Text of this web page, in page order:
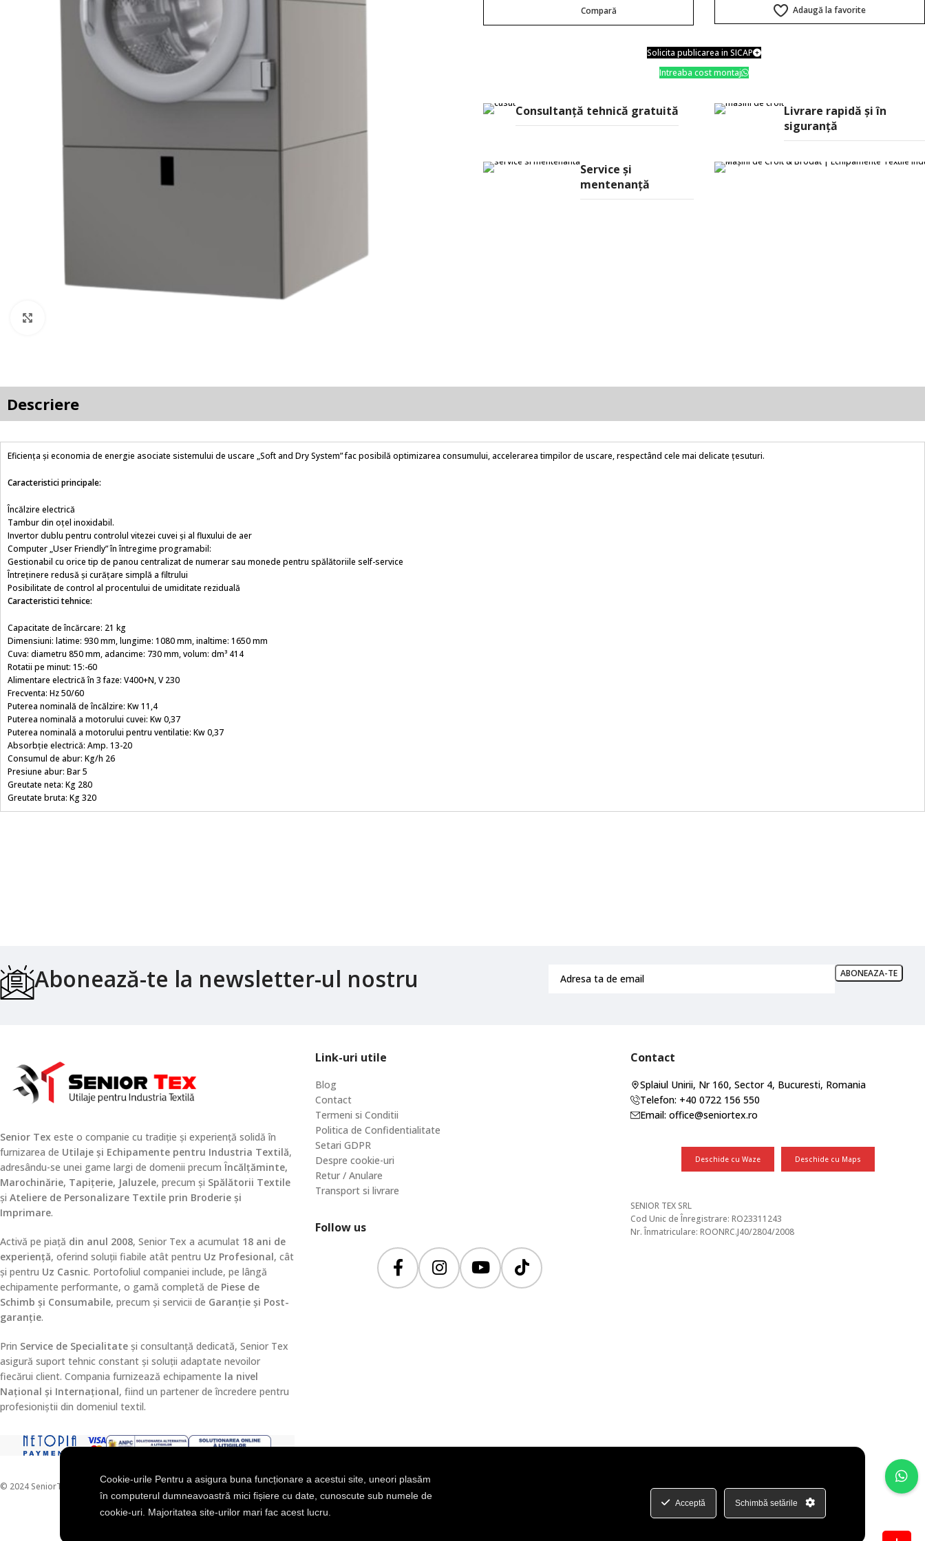
Compară Adaugă la favorite
Solicita publicarea in SICAP
Intreaba cost montaj
Consultanţă tehnică gratuită
Livrare rapidă şi în
siguranţă
Service și
mentenanță
Descriere
Eficiența și economia de energie asociate sistemului de uscare „Soft and Dry System” fac posibilă optimizarea consumului, accelerarea timpilor de uscare, respectând cele mai delicate țesuturi.
Caracteristici principale:
Încălzire electrică
Tambur din oțel inoxidabil.
Invertor dublu pentru controlul vitezei cuvei și al fluxului de aer
Computer „User Friendly” în întregime programabil:
Gestionabil cu orice tip de panou centralizat de numerar sau monede pentru spălătoriile self-service
Întreținere redusă și curățare simplă a filtrului
Posibilitate de control al procentului de umiditate reziduală
Caracteristici tehnice:
Capacitate de încărcare: 21 kg
Dimensiuni: latime: 930 mm, lungime: 1080 mm, inaltime: 1650 mm
Cuva: diametru 850 mm, adancime: 730 mm, volum: dm³ 414
Rotatii pe minut: 15:-60
Alimentare electrică în 3 faze: V400+N, V 230
Frecventa: Hz 50/60
Puterea nominală de încălzire: Kw 11,4
Puterea nominală a motorului cuvei: Kw 0,37
Puterea nominală a motorului pentru ventilatie: Kw 0,37
Absorbție electrică: Amp. 13-20
Consumul de abur: Kg/h 26
Presiune abur: Bar 5
Greutate neta: Kg 280
Greutate bruta: Kg 320
Abonează-te la newsletter-ul nostru
Senior Tex este o companie cu tradiție și experiență solidă în
furnizarea de Utilaje și Echipamente pentru Industria Textilă,
adresându-se unei game largi de domenii precum Încălțăminte,
Marochinărie, Tapițerie, Jaluzele, precum și Spălătorii Textile
și Ateliere de Personalizare Textile prin Broderie și
Imprimare.
Activă pe piață din anul 2008, Senior Tex a acumulat 18 ani de
experiență, oferind soluții fiabile atât pentru Uz Profesional, cât
și pentru Uz Casnic. Portofoliul companiei include, pe lângă
echipamente performante, o gamă completă de Piese de
Schimb și Consumabile, precum și servicii de Garanție și Post-
garanție.
Prin Service de Specialitate și consultanță dedicată, Senior Tex
asigură suport tehnic constant și soluții adaptate nevoilor
fiecărui client. Compania furnizează echipamente la nivel
Național și Internațional, fiind un partener de încredere pentru
profesioniștii din domeniul textil.
Link-uri utile
Blog
Contact
Termeni si Conditii
Politica de Confidentialitate
Setari GDPR
Despre cookie-uri
Retur / Anulare
Transport si livrare
Follow us
Contact
Splaiul Unirii, Nr 160, Sector 4, Bucuresti, Romania
Telefon: +40 0722 156 550
Email: office@seniortex.ro
Deschide cu Waze Deschide cu Maps
SENIOR TEX SRL
Cod Unic de Înregistrare: RO23311243
Nr. Înmatriculare: ROONRC.J40/2804/2008
© 2024 SeniorTex. Toate drepturile rezervate.
Cookie-urile Pentru a asigura buna funcționare a acestui site, uneori plasăm
în computerul dumneavoastră mici fișiere cu date, cunoscute sub numele de
cookie-uri. Majoritatea site-urilor mari fac acest lucru.
Acceptă Schimbă setările